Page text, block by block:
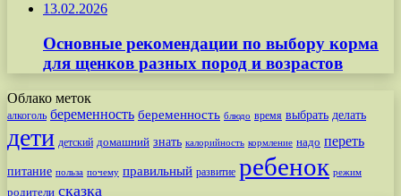
13.02.2026
Основные рекомендации по выбору корма
для щенков разных пород и возрастов
Облако меток
алкоголь беременность беременность блюдо время выбрать делать
дети детский домашний знать калорийность кормление надо переть
питание польза почему правильный развитие ребенок режим
родители сказка